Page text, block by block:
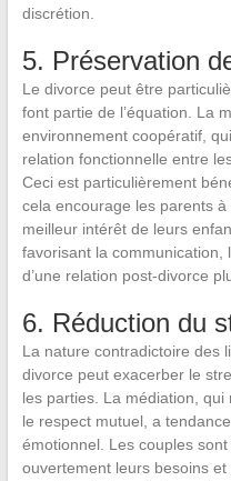
discrétion.
5. Préservation
Le divorce peut être
font partie de l’équation. La
environnement coopératif,
relation fonctionnelle entre
Ceci est particulièrement
cela encourage les parents
meilleur intérêt de leurs
favorisant la communication,
d’une relation post-divorce
6. Réduction du
La nature contradictoire des
divorce peut exacerber le
les parties. La médiation, qui
le respect mutuel, a
émotionnel. Les couples
ouvertement leurs besoins